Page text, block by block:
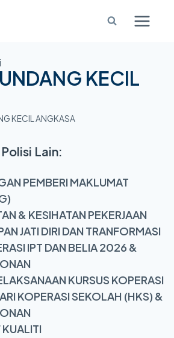
KECIL
KECIL ANGKASA
Lain:
PEMBERI MAKLUMAT
& KESIHATAN PEKERJAAN
JATI DIRI DAN TRANFORMASI
IPT DAN BELIA 2026 &
KURSUS KOPERASI
KOPERASI SEKOLAH (HKS) &